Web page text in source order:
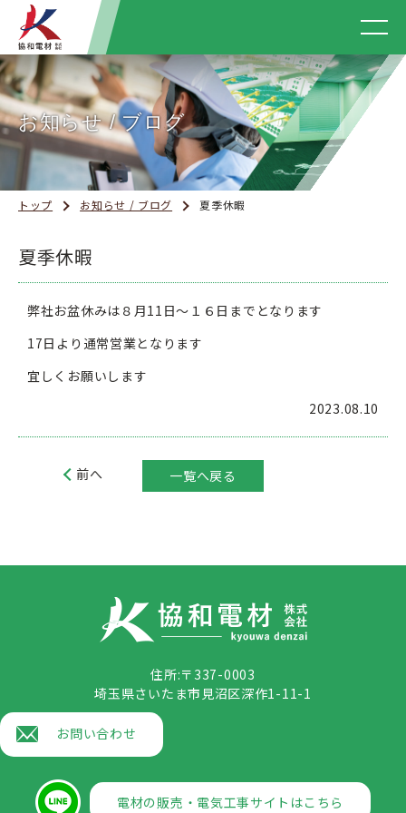
お知らせ / ブログ
トップ お知らせ / ブログ 夏季休暇
夏季休暇
弊社お盆休みは８月11日～１６日までとなります
17日より通常営業となります
宜しくお願いします
2023.08.10
前へ 一覧へ戻る
住所:〒337-0003
埼玉県さいたま市見沼区深作1-11-1
お問い合わせ
電材の販売・電気工事サイトはこちら